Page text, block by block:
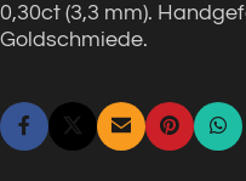
0,30ct (3,3 mm).
Goldschmiede.